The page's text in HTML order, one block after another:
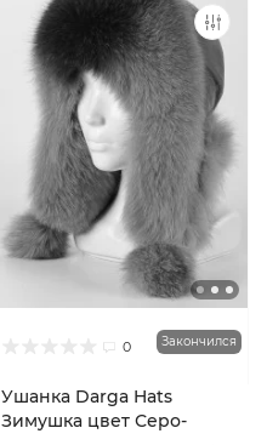
0 Закончился
Ушанка Darga Hats
Зимушка цвет Серо-